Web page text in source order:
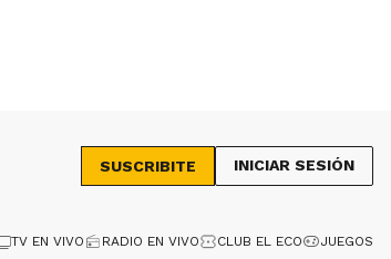
SUSCRIBITE INICIAR SESIÓN
TV EN VIVO RADIO EN VIVO CLUB EL ECO JUEGOS